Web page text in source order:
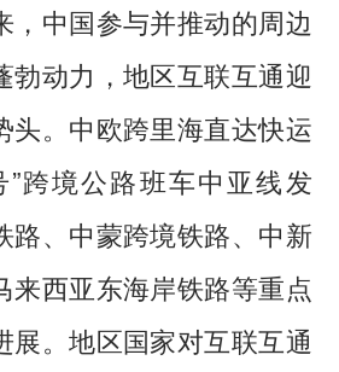
，中国参与并推动的周边
勃动力，地区互联互通迎
头。中欧跨里海直达快运
”跨境公路班车中亚线发
路、中蒙跨境铁路、中新
来西亚东海岸铁路等重点
展。地区国家对互联互通